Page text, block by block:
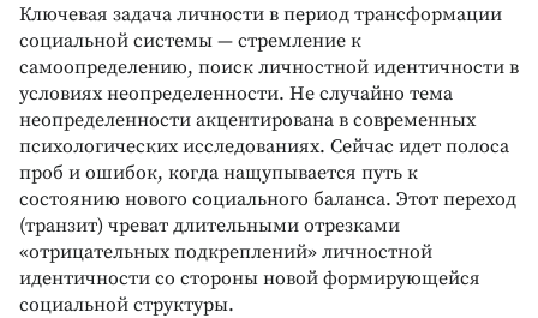
Ключевая задача личности в период трансформации
социальной системы — стремление к
самоопределению, поиск личностной идентичности в
условиях неопределенности. Не случайно тема
неопределенности акцентирована в современных
психологических исследованиях. Сейчас идет полоса
проб и ошибок, когда нащупывается путь к
состоянию нового социального баланса. Этот переход
(транзит) чреват длительными отрезками
«отрицательных подкреплений» личностной
идентичности со стороны новой формирующейся
социальной структуры.